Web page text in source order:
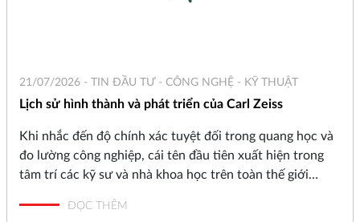
21/07/2026 - TIN ĐẦU TƯ - CÔNG NGHỆ - KỸ THUẬT
Lịch sử hình thành và phát triển của Carl Zeiss
Khi nhắc đến độ chính xác tuyệt đối trong quang học và
đo lường công nghiệp, cái tên đầu tiên xuất hiện trong
tâm trí các kỹ sư và nhà khoa học trên toàn thế giới
và phát triển, từ một xưởng cơ khí chính xác nhỏ bé tại
ĐỌC THÊM